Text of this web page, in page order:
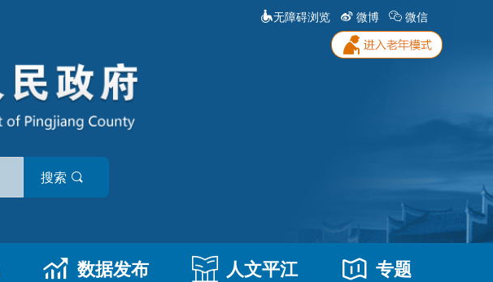
无障碍浏览 微博 微信
搜索
数据发布 人文平江 专题